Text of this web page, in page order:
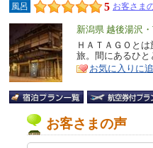
風呂 5 お客さま
エ
リ
ア
新潟県 越後湯沢
特
徴
ＨＡＴＡＧＯと
旅。間にあるひ
お気に入りに
お客さまの声